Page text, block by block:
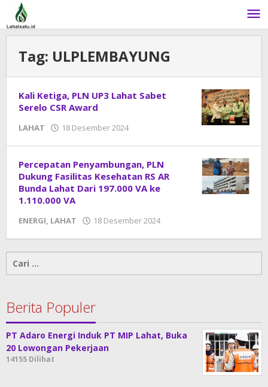
Lewati
konten
Tag: ULPLEMBAYUNG
Kali Ketiga, PLN UP3 Lahat Sabet
Serelo CSR Award
LAHAT 18 Desember 2024
Percepatan Penyambungan, PLN
Dukung Fasilitas Kesehatan RS AR
Bunda Lahat Dari 197.000 VA ke
1.110.000 VA
ENERGI, LAHAT 18 Desember 2024
Cari
untuk:
Berita Populer
PT Adaro Energi Induk PT MIP Lahat, Buka
20 Lowongan Pekerjaan
14155 Dilihat